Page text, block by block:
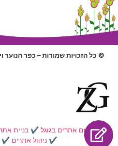
© כל הזכויות שמורות – כפר הנוער
✔️קידום אתרים בגוגל ✔️בניית
✔️ ניהול אתרים